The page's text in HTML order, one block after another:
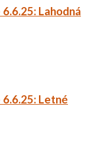
Lahodná
Letné